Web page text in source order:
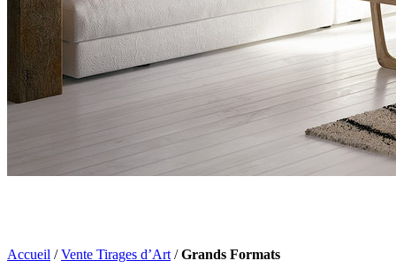
Accueil /Vente Tirages d’Art /Grands Formats